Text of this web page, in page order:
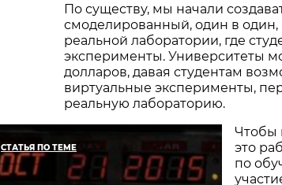
По существу, мы начали
смоделированный, один в
реальной лаборатории, где
эксперименты. Университеты
долларов, давая студентам
виртуальные эксперименты,
реальную лабораторию.
СТАТЬЯ ПО ТЕМЕ
Чтобы
это
по